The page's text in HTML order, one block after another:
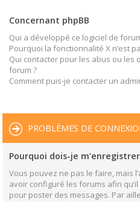
Concernant phpBB
Qui a développé ce logiciel de
Pourquoi la fonctionnalité X n’est
Qui contacter pour les abus ou les
forum ?
Comment puis-je contacter un
PROBLÈMES DE
Pourquoi dois-je
Vous pouvez ne pas le faire, mais
avoir configuré les forums afin
pour poster des messages. Par